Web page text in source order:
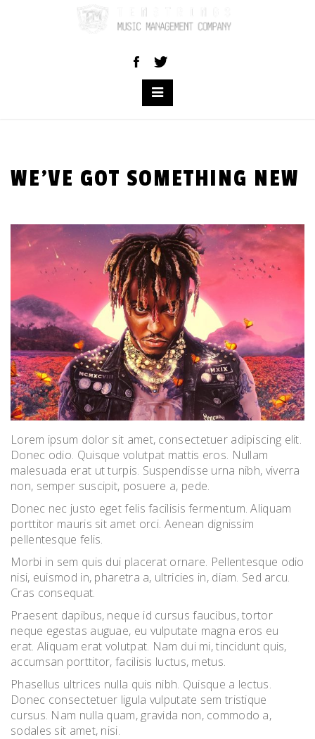
WE’VE GOT SOMETHING NEW
Lorem ipsum dolor sit amet, consectetuer adipiscing elit.
Donec odio. Quisque volutpat mattis eros. Nullam
malesuada erat ut turpis. Suspendisse urna nibh, viverra
non, semper suscipit, posuere a, pede.
Donec nec justo eget felis facilisis fermentum. Aliquam
porttitor mauris sit amet orci. Aenean dignissim
pellentesque felis.
Morbi in sem quis dui placerat ornare. Pellentesque odio
nisi, euismod in, pharetra a, ultricies in, diam. Sed arcu.
Cras consequat.
Praesent dapibus, neque id cursus faucibus, tortor
neque egestas auguae, eu vulputate magna eros eu
erat. Aliquam erat volutpat. Nam dui mi, tincidunt quis,
accumsan porttitor, facilisis luctus, metus.
Phasellus ultrices nulla quis nibh. Quisque a lectus.
Donec consectetuer ligula vulputate sem tristique
cursus. Nam nulla quam, gravida non, commodo a,
sodales sit amet, nisi.